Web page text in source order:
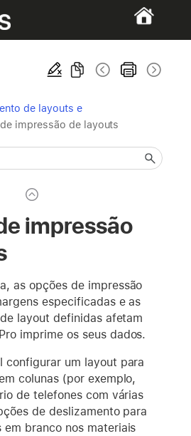
de layouts e
impressão de layouts
impressão
as opções de impressão
especificadas e as
layout definidas afetam
imprime os seus dados.
configurar um layout para
colunas (por exemplo,
de telefones com várias
de deslizamento para
em branco nos materiais